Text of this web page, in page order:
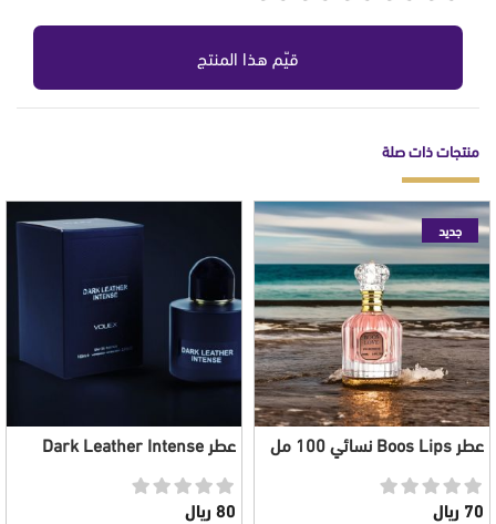
قيّم هذا المنتج
منتجات ذات صلة
جديد
عطر Boos Lips نسائي 100 مل
70 ريال
عطر Dark Leather Intense
80 ريال